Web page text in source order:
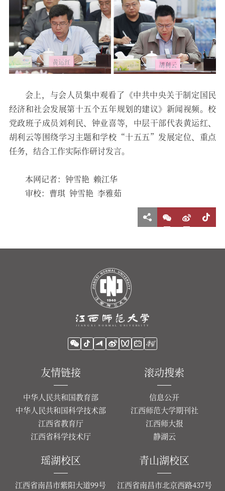
会上，与会人员集中观看了《中共中央关于制定国民
经济和社会发展第十五个五年规划的建议》新闻视频。校
党政班子成员刘利民、钟业喜等，中层干部代表黄运红、
胡利云等围绕学习主题和学校“十五五”发展定位、重点
任务，结合工作实际作研讨发言。
本网记者：钟雪艳 赖江华
审校：曹琪 钟雪艳 李雅茹
友情链接
中华人民共和国教育部
中华人民共和国科学技术部
江西省教育厅
江西省科学技术厅
滚动搜索
信息公开
江西师范大学期刊社
江西师大报
静湖云
瑶湖校区
江西省南昌市紫阳大道99号
青山湖校区
江西省南昌市北京西路437号